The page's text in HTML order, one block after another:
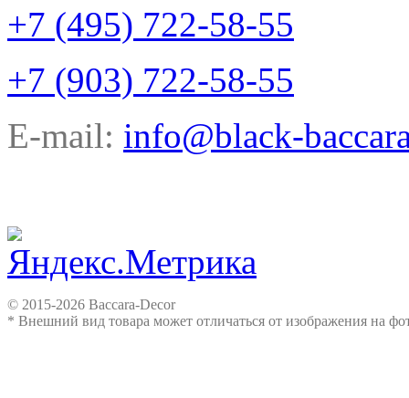
+7 (495) 722-58-55
+7 (903) 722-58-55
E-mail: info@black-
© 2015-2026 Baccara-Decor
* Внешний вид товара может отличаться от изображения на